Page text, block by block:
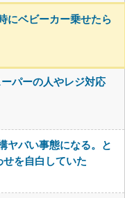
にベビーカー乗せたら
パーの人やレジ対応
ヤバい事態になる。と
を自白していた